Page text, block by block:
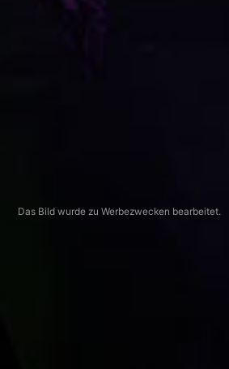
Das Bild wurde zu Werbezwecken bearbeitet.